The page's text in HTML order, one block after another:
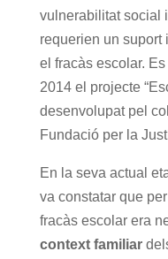
vulnerabilitat social
requerien un suport
el fracàs escolar.
2014 el projecte
desenvolupat pel
Fundació per la
En la seva actual
va constatar que
fracàs escolar era
context familiar